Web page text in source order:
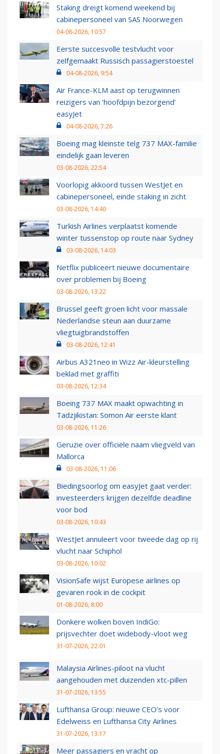
Staking dreigt komend weekend bij
cabinepersoneel van SAS Noorwegen
04-08-2026, 10:57
Eerste succesvolle testvlucht voor
zelfgemaakt Russisch passagierstoestel
04-08-2026, 9:54
Air France-KLM aast op terugwinnen
reizigers van ‘hoofdpijn bezorgend’
easyJet
04-08-2026, 7:26
Boeing mag kleinste telg 737 MAX-familie
eindelijk gaan leveren
03-08-2026, 22:54
Voorlopig akkoord tussen WestJet en
cabinepersoneel, einde staking in zicht
03-08-2026, 14:40
Turkish Airlines verplaatst komende
winter tussenstop op route naar Sydney
03-08-2026, 14:03
Netflix publiceert nieuwe documentaire
over problemen bij Boeing
03-08-2026, 13:22
Brussel geeft groen licht voor massale
Nederlandse steun aan duurzame
vliegtuigbrandstoffen
03-08-2026, 12:41
Airbus A321neo in Wizz Air-kleurstelling
beklad met graffiti
03-08-2026, 12:34
Boeing 737 MAX maakt opwachting in
Tadzjikistan: Somon Air eerste klant
03-08-2026, 11:26
Geruzie over officiële naam vliegveld van
Mallorca
03-08-2026, 11:06
Biedingsoorlog om easyJet gaat verder:
investeerders krijgen dezelfde deadline
voor bod
03-08-2026, 10:43
WestJet annuleert voor tweede dag op rij
vlucht naar Schiphol
03-08-2026, 10:02
VisionSafe wijst Europese airlines op
gevaren rook in de cockpit
01-08-2026, 8:00
Donkere wolken boven IndiGo:
prijsvechter doet widebody-vloot weg
31-07-2026, 22:01
Malaysia Airlines-piloot na vlucht
aangehouden met duizenden xtc-pillen
31-07-2026, 13:55
Lufthansa Group: nieuwe CEO’s voor
Edelweiss en Lufthansa City Airlines
31-07-2026, 13:17
Meer passagiers en vracht op